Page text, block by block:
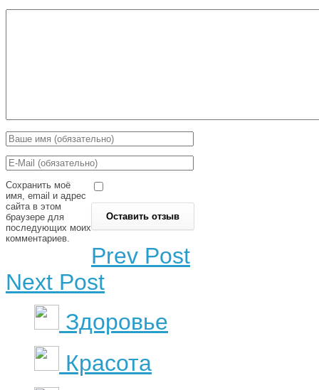
Сохранить моё
имя, email и адрес
сайта в этом
браузере для
последующих моих
комментариев.
Prev Post
Next Post
Здоровье
Красота